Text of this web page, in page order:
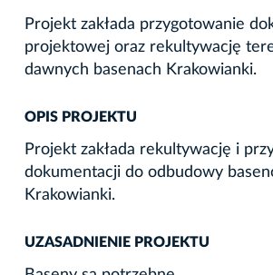
Projekt zakłada przygotowanie
projektowej oraz rekultywację
dawnych basenach Krakowianki.
OPIS PROJEKTU
Projekt zakłada rekultywację i
dokumentacji do odbudowy
Krakowianki.
UZASADNIENIE PROJEKTU